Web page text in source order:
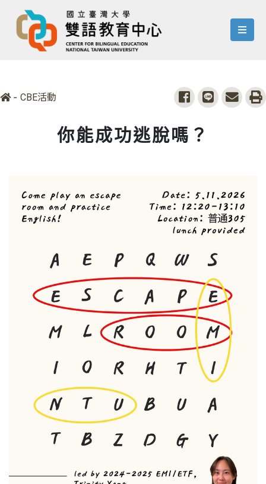
menu
- CBE活動 share to facebook
share to line
share
你能成功逃脫嗎？